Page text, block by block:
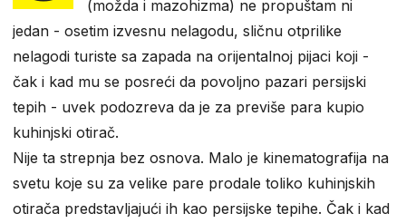
(možda i mazohizma) ne propuštam ni
jedan - osetim izvesnu nelagodu, sličnu otprilike
nelagodi turiste sa zapada na orijentalnoj pijaci koji -
čak i kad mu se posreći da povoljno pazari persijski
tepih - uvek podozreva da je za previše para kupio
kuhinjski otirač.
Nije ta strepnja bez osnova. Malo je kinematografija na
svetu koje su za velike pare prodale toliko kuhinjskih
otirača predstavljajući ih kao persijske tepihe. Čak i kad